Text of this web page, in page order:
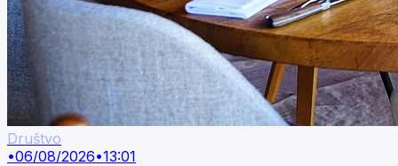
Društvo
•06/08/2026•13:01